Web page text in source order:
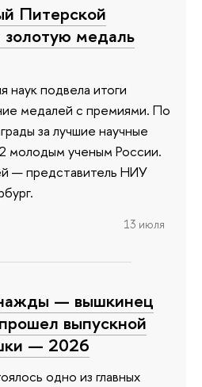
Питерской
медаль
наук подвела итоги
медалей с премиями. По
за лучшие научные
молодым ученым России.
— представитель НИУ
13 июля
— вышкинец
выпускной
— 2026
одно из главных